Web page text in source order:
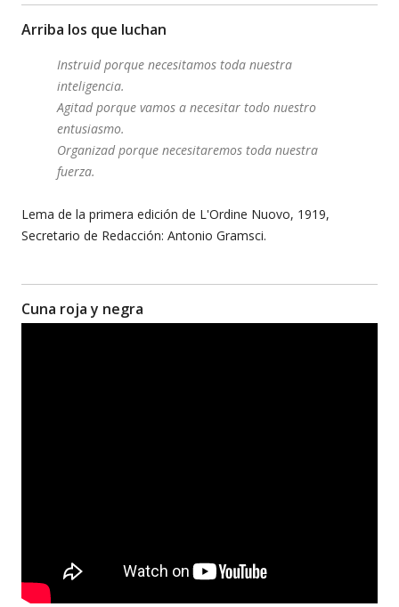
Arriba los que luchan
Instruid porque necesitamos toda nuestra
inteligencia.
Agitad porque vamos a necesitar todo nuestro
entusiasmo.
Organizad porque necesitaremos toda nuestra
fuerza.
Lema de la primera edición de L'Ordine Nuovo, 1919,
Secretario de Redacción: Antonio Gramsci.
Cuna roja y negra